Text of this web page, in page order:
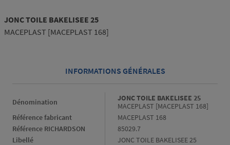
JONC TOILE BAKELISEE 25
MACEPLAST [MACEPLAST 168]
INFORMATIONS GÉNÉRALES
Dénomination
JONC TOILE BAKELISEE 25
MACEPLAST [MACEPLAST 168]
Référence fabricant
MACEPLAST 168
Référence RICHARDSON
85029.7
Libellé
JONC TOILE BAKELISEE 25